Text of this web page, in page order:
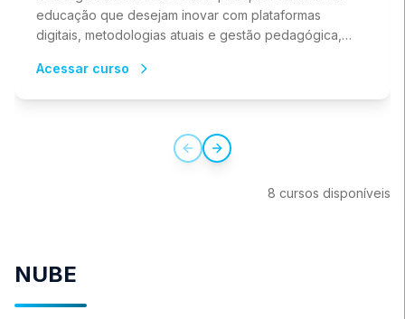
educação que desejam inovar com plataformas
digitais, metodologias atuais e gestão pedagógica,
Acessar curso
Previous slide
Next slide
8 cursos disponíveis
NUBE